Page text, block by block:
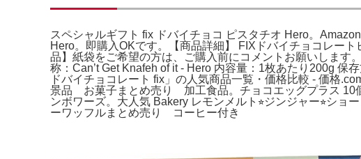
スペシャルギフト fix ドバイチョコ ピスタチオ Hero。
Hero。即購入OKです。【商品詳細】 FIXドバイチョコレー
品】紙袋をご希望の方は、ご購入前にコメントお願いします
称：Can’t Get Knafeh of it - Hero 内容量：1枚あたり200g 保
ドバイチョコレート fix」の人気商品一覧・価格比較 - 価格
景品 お菓子まとめ売り 加工食品。チョコエッグプラス 10
ンボワーズ。大人気 Bakery レモンメルト⭐︎ジンジャー⭐︎シ
ーワッフルまとめ売り コーヒー付き